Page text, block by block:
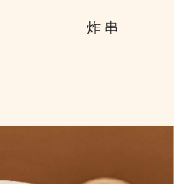
炸 串